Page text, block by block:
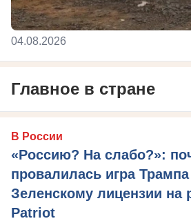
04.08.2026
Главное в стране
В России
«Россию? На слабо?»:
провалилась игра
Зеленскому лицензии на
Patriot